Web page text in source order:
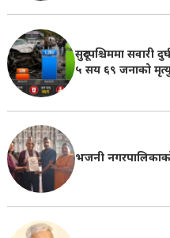
सुदूरपश्चिममा सवारी
५ सय ६९ जनाको
भजनी नगरपालिकाको